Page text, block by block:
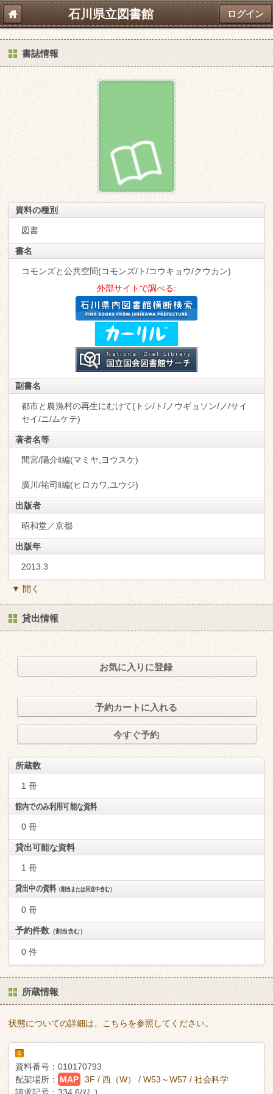
石川県立図書館 ログイン
書誌情報
資料の種別
図書
書名
コモンズと公共空間(コモンズ/ト/コウキョウ/クウカン)
外部サイトで調べる:
副書名
都市と農漁村の再生にむけて(トシ/ト/ノウギョソン/ノ/サイ
セイ/ニ/ムケテ)
著者名等
間宮/陽介‖編(マミヤ,ヨウスケ)
廣川/祐司‖編(ヒロカワ,ユウジ)
出版者
昭和堂／京都
出版年
2013.3
▼ 開く
貸出情報
お気に入りに登録
予約カートに入れる
今すぐ予約
所蔵数
1 冊
館内でのみ利用可能な資料
0 冊
貸出可能な資料
1 冊
貸出中の資料（割当または回送中含む）
0 冊
予約件数 （割当含む）
0 件
所蔵情報
状態についての詳細は、こちらを参照してください。
1
資料番号： 010170793
配架場所：
MAP
3F / 西（W） / W53～W57 / 社会科学
請求記号： 334.6/ﾏﾐ ｺ